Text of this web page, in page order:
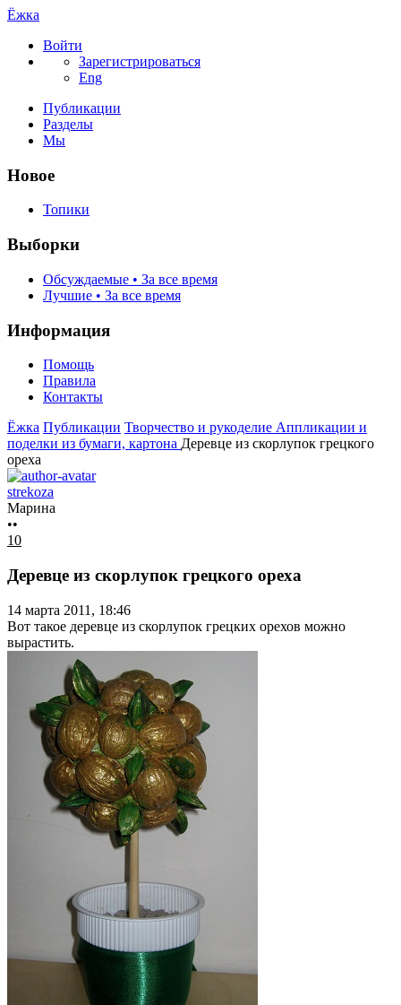
Ёжка
Войти
Зарегистрироваться
Eng
Публикации
Разделы
Мы
Новое
Топики
Выборки
Обсуждаемые • За все время
Лучшие • За все время
Информация
Помощь
Правила
Контакты
Ёжка Публикации Творчество и рукоделие Аппликации и
поделки из бумаги, картона Деревце из скорлупок грецкого
ореха
strekoza
Марина
••
10
Деревце из скорлупок грецкого ореха
14 марта 2011, 18:46
Вот такое деревце из скорлупок грецких орехов можно
вырастить.